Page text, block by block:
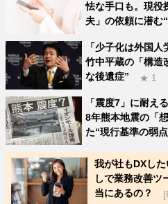
怯な手口も。現役
夫」の依頼に潜む
「少子化は外国
竹中平蔵の「構造
な後遺症”
★ 1
「震度7」に耐え
8年熊本地震の「
た“現行基準の弱
我が社もDXし
しで業務改善ツ
当にあるの？